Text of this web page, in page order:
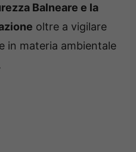
Balneare e la
oltre a vigilare
in materia ambientale